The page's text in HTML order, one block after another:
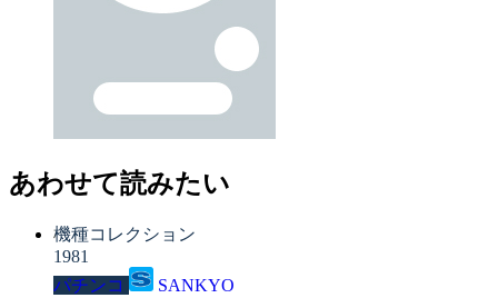
あわせて読みたい
機種コレクション
1981
パチンコ
SANKYO